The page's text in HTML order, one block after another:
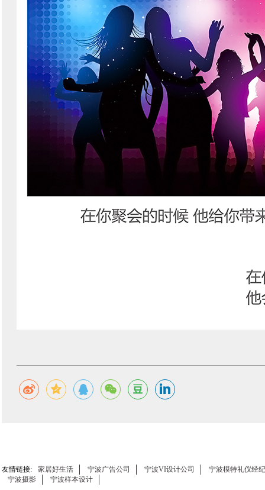
友情链接: 家居好生活 宁波广告公司 宁波VI设计公司
宁波模特礼仪经
宁波摄影
宁波样本设计